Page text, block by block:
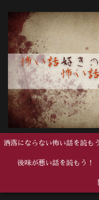
洒落にならない怖い話を読も
後味が悪い話を読もう！